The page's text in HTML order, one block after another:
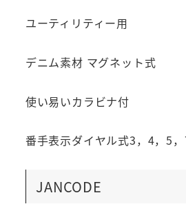
ユーティリティー用
デニム素材 マグネット式
使い易いカラビナ付
番手表示ダイヤル式3，4，5
JANCODE